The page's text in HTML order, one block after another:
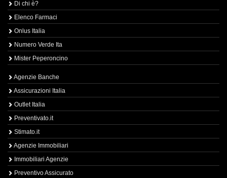
Di chi è?
Elenco Farmaci
Onlus Italia
Numero Verde Ita
Mister Peperoncino
Agenzie Banche
Assicurazioni Italia
Outlet Italia
Preventivato.it
Stimato.it
Agenzie Immobiliari
Immobiliari Agenzie
Preventivo Assicurato